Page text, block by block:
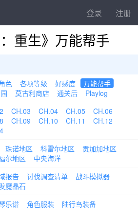
登录 注册
重生》万能帮手
色 各项等级 好感度
万能帮手
莫古利商店 通关后 Playlog
CH.03 CH.04 CH.05
CH.06
CH.09 CH.10 CH.11
CH.12
珠诺地区 科雷尔地区
贡加加地区
尔地区 中央海洋
报告 讨伐调查清单
战斗模拟器
魔晶石
乐谱 角色服装
陆行鸟装备